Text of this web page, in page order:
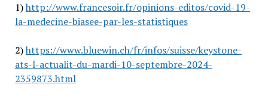
1)http://www.francesoir.fr/opinions-editos/covid-19-
la-medecine-biasee-par-les-statistiques
2)https://www.bluewin.ch/fr/infos/suisse/keystone-
ats-l-actualit-du-mardi-10-septembre-2024-
2359873.html